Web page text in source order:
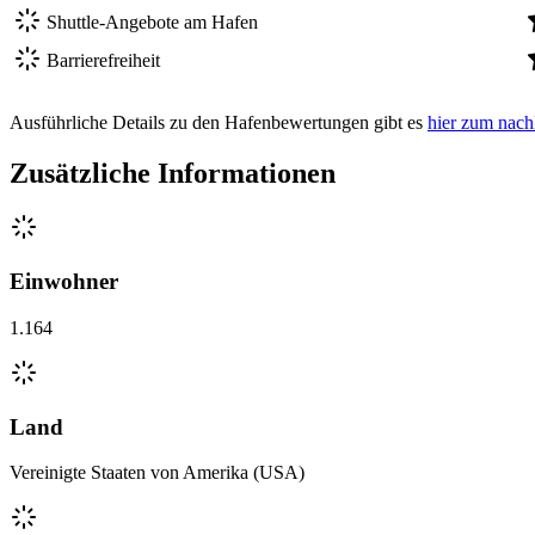
Shuttle-Angebote am Hafen
Barrierefreiheit
Ausführliche Details zu den Hafenbewertungen gibt es hier zum
Zusätzliche Informationen
Einwohner
1.164
Land
Vereinigte Staaten von Amerika (USA)